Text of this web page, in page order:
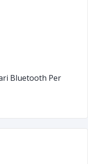
Bluetooth Per